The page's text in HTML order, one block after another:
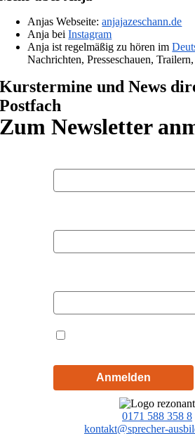
Anjas Webseite:anjajazeschann.de
Anja beiInstagram
Anja ist regelmäßig zu hören im
Nachrichten, Presseschauen,
Kurstermine und News
Postfach
Zum Newsletter
Anmelden
0171 588 358 8
kontakt@sprecher-